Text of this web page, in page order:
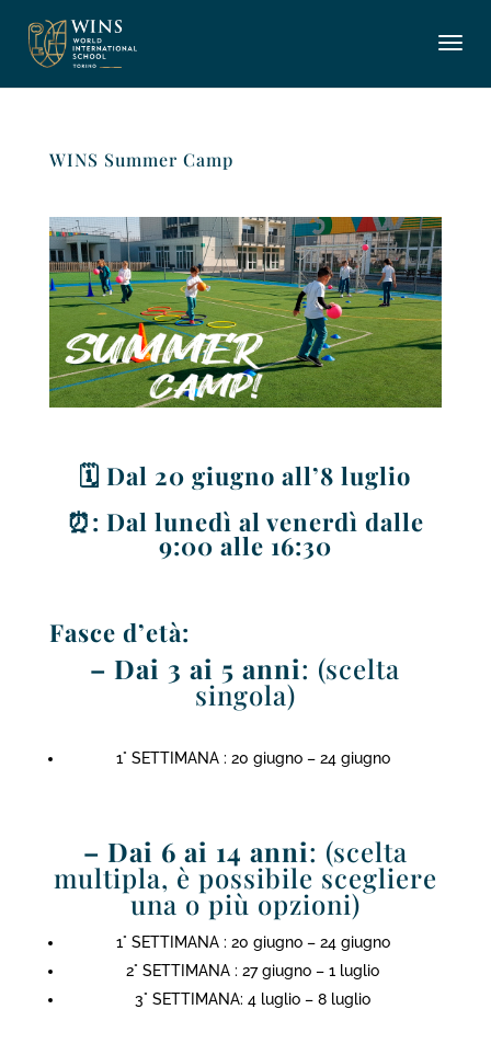
WINS Summer Camp
🗓️ Dal 20 giugno all’8 luglio
⏰: Dal lunedì al venerdì dalle
9:00 alle 16:30
Fasce d’età:
– Dai 3 ai 5 anni: (scelta
singola)
1° SETTIMANA : 20 giugno – 24 giugno
– Dai 6 ai 14 anni: (scelta
multipla, è possibile scegliere
una o più opzioni)
1° SETTIMANA : 20 giugno – 24 giugno
2° SETTIMANA : 27 giugno – 1 luglio
3° SETTIMANA: 4 luglio – 8 luglio